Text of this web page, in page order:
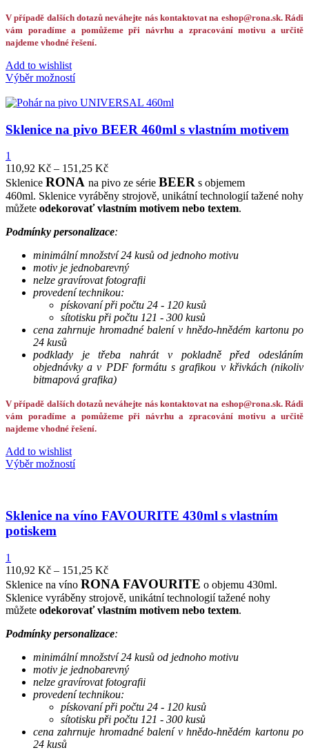
V případě dalších dotazů neváhejte nás kontaktovat na eshop@rona.sk. Rádi
vám poradíme a pomůžeme při návrhu a zpracování motivu a určitě
najdeme vhodné řešení.
Add to wishlist
Výběr možností
Sklenice na pivo BEER 460ml s vlastním motivem
1
110,92 Kč – 151,25 Kč
Sklenice RONA na pivo ze série BEER s objemem
460ml. Sklenice vyráběny strojově, unikátní technologií tažené nohy
můžete odekorovať vlastním motivem nebo textem.
Podmínky personalizace:
minimální množství 24 kusů od jednoho motivu
motiv je jednobarevný
nelze gravírovat fotografii
provedení technikou:
pískovaní při počtu 24 - 120 kusů
sítotisku při počtu 121 - 300 kusů
cena zahrnuje hromadné balení v hnědo-hnědém kartonu po
24 kusů
podklady je třeba nahrát v pokladně před odesláním
objednávky a v PDF formátu s grafikou v křivkách (nikoliv
bitmapová grafika)
V případě dalších dotazů neváhejte nás kontaktovat na eshop@rona.sk. Rádi
vám poradíme a pomůžeme při návrhu a zpracování motivu a určitě
najdeme vhodné řešení.
Add to wishlist
Výběr možností
Sklenice na víno FAVOURITE 430ml s vlastním
potiskem
1
110,92 Kč – 151,25 Kč
Sklenice na víno RONA FAVOURITE o objemu 430ml.
Sklenice vyráběny strojově, unikátní technologií tažené nohy
můžete odekorovať vlastním motivem nebo textem.
Podmínky personalizace:
minimální množství 24 kusů od jednoho motivu
motiv je jednobarevný
nelze gravírovat fotografii
provedení technikou:
pískovaní při počtu 24 - 120 kusů
sítotisku při počtu 121 - 300 kusů
cena zahrnuje hromadné balení v hnědo-hnědém kartonu po
24 kusů